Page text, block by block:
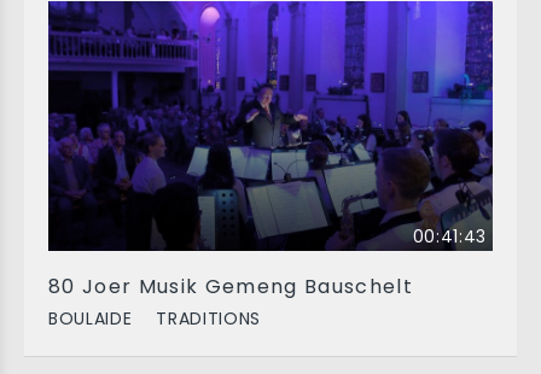
00:41:43
80 Joer Musik Gemeng Bauschelt
BOULAIDE TRADITIONS